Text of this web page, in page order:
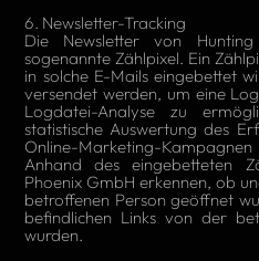
6. Newsletter-Tracking
Die Newsletter von
sogenannte Zählpixel. Ein
in solche E-Mails eingebettet
versendet werden, um eine
Logdatei-Analyse zu
statistische Auswertung des
Online-Marketing-
Anhand des eingebetteten
Phoenix GmbH erkennen, ob
betroffenen Person geöffnet
befindlichen Links von der
wurden.